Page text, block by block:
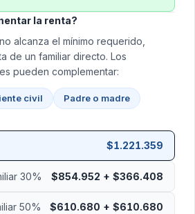
la renta?
alcanza el mínimo requerido,
de un familiar directo. Los
pueden complementar:
civil
Padre o madre
$1.221.359
30% $854.952 + $366.408
50% $610.680 + $610.680